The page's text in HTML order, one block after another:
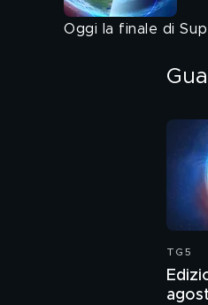
Oggi la finale di
TG5